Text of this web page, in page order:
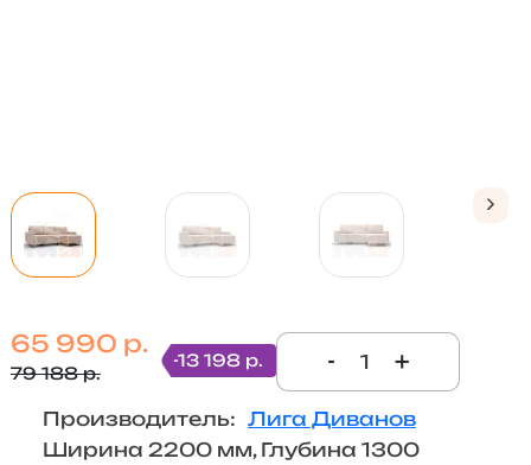
65 990 р.
79 188 р.
-13 198 р. - +
Производитель: Лига Диванов
Ширина 2200 мм, Глубина 1300